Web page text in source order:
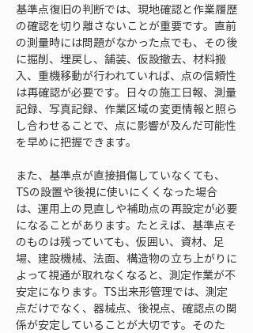
基準点復旧の判断では、現地確認と作業履歴
の確認を切り離さないことが重要です。直前
の測量時には問題がなかった点でも、その後
に掘削、埋戻し、舗装、仮設撤去、材料搬
入、重機移動が行われていれば、点の信頼性
は再確認が必要です。日々の施工日報、測量
記録、写真記録、作業区域の変更情報と照ら
し合わせることで、点に影響が及んだ可能性
を早めに把握できます。
また、基準点が直接損傷していなくても、
TSの設置や後視に使いにくくなった場合
は、運用上の見直しや補助点の再設定が必要
になることがあります。たとえば、基準点そ
のものは残っていても、仮囲い、資材、足
場、建設機械、法面、構造物の立ち上がりに
よって視通が取れなくなると、測定作業が不
安定になります。TS出来形管理では、測定
点だけでなく、器械点、後視点、確認点の関
係が安定していることが大切です。そのた